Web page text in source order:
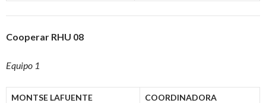
Cooperar RHU 08
Equipo 1
MONTSE LAFUENTE COORDINADORA